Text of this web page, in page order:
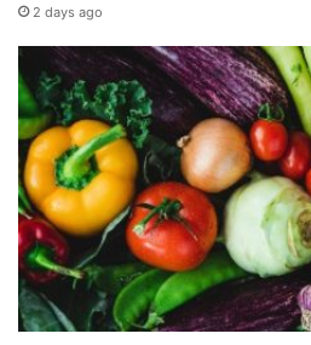
2 days ago